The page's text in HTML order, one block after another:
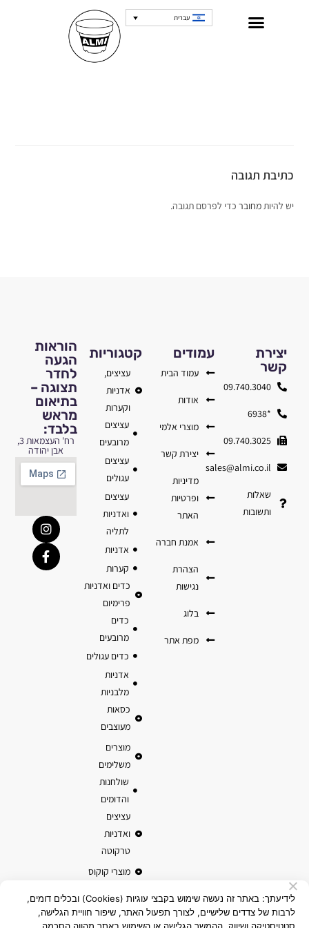
עברית
כתיבת תגובה
יש להיותמחובר כדי לפרסם תגובה.
הוראות
הגעה
לחדר
תצוגה –
בתיאום
מראש
בלבד:
רח' העצמאות 3,
אבן יהודה
קטגוריות
עציצים,
אדניות
וקערות
עציצים
מרובעים
עציצים
עגולים
עציצים
ואדניות
לתליה
אדניות
קערות
כדים ואדניות
פרימיום
כדים
מרובעים
כדים עגולים
אדניות
מלבניות
כסאות
מעוצבים
מוצרים
משלימים
שולחנות
והדומים
עציצים
ואדניות
טרקוטה
מוצרי קוקוס
עמודים
עמוד הבית
אודות
מוצרי אלמי
יצירת קשר
מדיניות
ופרטיות
האתר
אמנת חברה
הצהרת
נגישות
בלוג
מפת אתר
יצירת
קשר
09.740.3040
*6938
09.740.3025
sales@almi.co.il
שאלות
ותשובות
לידיעתך: באתר זה נעשה שימוש בקבצי עוגיות (Cookies) ובכלים דומים,
לרבות של צדדים שלישיים, לצורך תפעול האתר, שיפור חוויית הגלישה,